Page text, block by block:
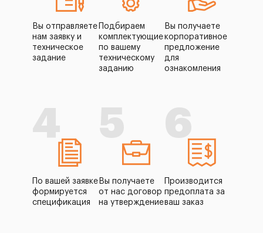
Вы отправляете
нам заявку и
техническое
задание
Подбираем
комплектующие
по вашему
техническому
заданию
Вы получаете
корпоративное
предложение
для
ознакомления
4
По вашей заявке
формируется
спецификация
5
Вы получаете
от нас договор
на утверждение
6
Производится
предоплата за
ваш заказ